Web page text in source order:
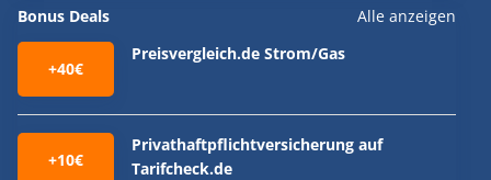
Bonus Deals Alle anzeigen
+40€
Preisvergleich.de Strom/Gas
+10€
Privathaftpflichtversicherung auf
Tarifcheck.de